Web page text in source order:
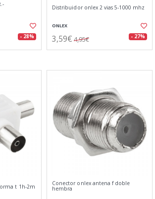
- 28%
Distribuidor onlex 2 vias 5-1000 mhz
ONLEX
3,59€ 4,95€ - 27%
t 1h-2m Conector onlex antena f doble
hembra